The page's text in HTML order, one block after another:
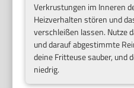
Verkrustungen im Inneren
Heizverhalten stören und
verschleißen lassen. Nutze
und darauf abgestimmte
deine Fritteuse sauber, und
niedrig.